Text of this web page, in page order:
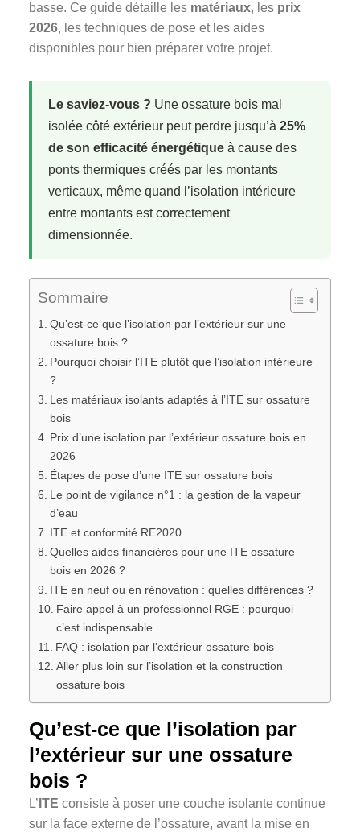
basse. Ce guide détaille les matériaux, les prix
2026, les techniques de pose et les aides
disponibles pour bien préparer votre projet.
Le saviez-vous ? Une ossature bois mal
isolée côté extérieur peut perdre jusqu’à 25%
de son efficacité énergétique à cause des
ponts thermiques créés par les montants
verticaux, même quand l’isolation intérieure
entre montants est correctement
dimensionnée.
Sommaire
Qu’est-ce que l’isolation par l’extérieur sur une
ossature bois ?
Pourquoi choisir l’ITE plutôt que l’isolation intérieure
?
Les matériaux isolants adaptés à l’ITE sur ossature
bois
Prix d’une isolation par l’extérieur ossature bois en
2026
Étapes de pose d’une ITE sur ossature bois
Le point de vigilance n°1 : la gestion de la vapeur
d’eau
ITE et conformité RE2020
Quelles aides financières pour une ITE ossature
bois en 2026 ?
ITE en neuf ou en rénovation : quelles différences ?
Faire appel à un professionnel RGE : pourquoi
c’est indispensable
FAQ : isolation par l’extérieur ossature bois
Aller plus loin sur l’isolation et la construction
ossature bois
Qu’est-ce que l’isolation par
l’extérieur sur une ossature
bois ?
L’ ITE consiste à poser une couche isolante continue
sur la face externe de l’ossature, avant la mise en